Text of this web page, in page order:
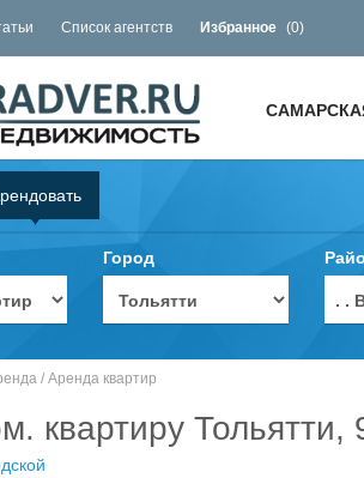
Список агентств Избранное (0)
Город
. .
/ Аренда квартир
квартиру